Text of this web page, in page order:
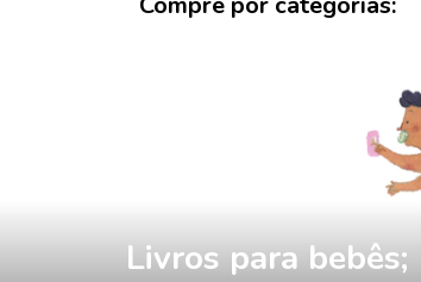
Livros para bebês;